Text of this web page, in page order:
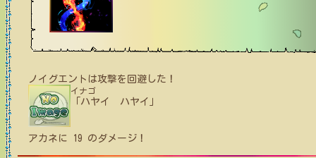
ノイグエント は攻撃を回避した！
イナゴ
「ハヤイ ハヤイ」
アカネ に 19 のダメージ！